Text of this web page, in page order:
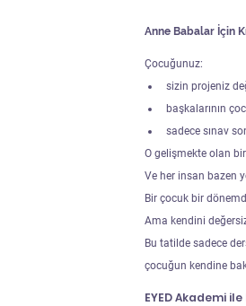
Anne Babalar İçin
Çocuğunuz:
sizin projeniz
başkalarının
sadece sınav
O gelişmekte olan
Ve her insan bazen
Bir çocuk bir
Ama kendini
Bu tatilde sadece
çocuğun kendine
EYED Akademi